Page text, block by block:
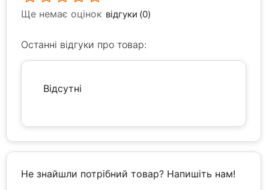
Ще немає оцінок відгуки (0)
Останні відгуки про товар:
Відсутні
Не знайшли потрібний товар? Напишіть нам!